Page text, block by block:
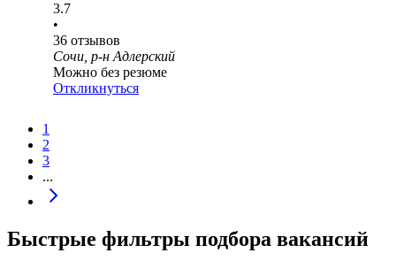
3.7
•
36 отзывов
Сочи, р-н Адлерский
Можно без резюме
Откликнуться
1
2
3
...
Быстрые фильтры подбора вакансий